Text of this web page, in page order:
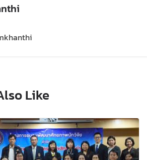
Like